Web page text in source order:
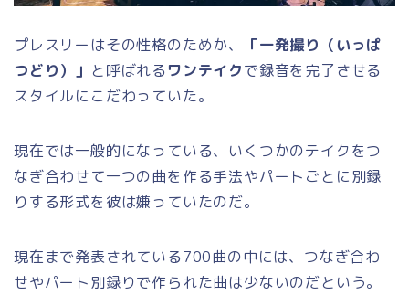
プレスリーはその性格のためか、
「一発撮り（いっぱ
つどり）」 と呼ばれるワンテイクで録音を完了させる
スタイルにこだわっていた。
現在では一般的になっている、いくつかのテイクをつ
なぎ合わせて一つの曲を作る手法やパートごとに別録
りする形式を彼は嫌っていたのだ。
現在まで発表されている700曲の中には、つなぎ合わ
せやパート別録りで作られた曲は少ないのだという。